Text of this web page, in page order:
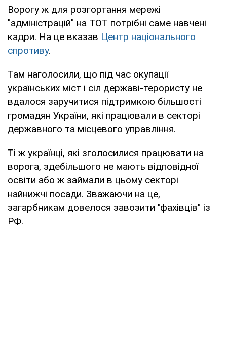
Ворогу ж для розгортання мережі
"адміністрацій" на ТОТ потрібні саме навчені
кадри. На це вказав Центр національного
спротиву.
Там наголосили, що під час окупації
українських міст і сіл державі-терористу не
вдалося заручитися підтримкою більшості
громадян України, які працювали в секторі
державного та місцевого управління.
Ті ж українці, які зголосилися працювати на
ворога, здебільшого не мають відповідної
освіти або ж займали в цьому секторі
найнижчі посади. Зважаючи на це,
загарбникам довелося завозити "фахівців" із
РФ.